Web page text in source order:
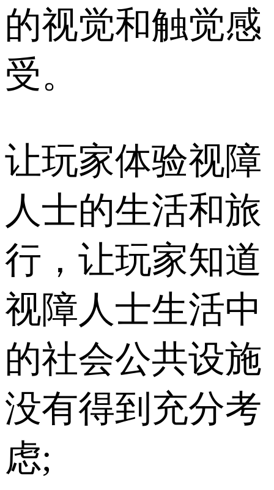
的视觉和触觉感
受。
让玩家体验视障
人士的生活和旅
行，让玩家知道
视障人士生活中
的社会公共设施
没有得到充分考
虑;